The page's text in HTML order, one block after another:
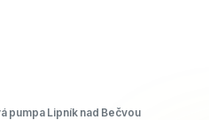
pumpa Lipník nad Bečvou